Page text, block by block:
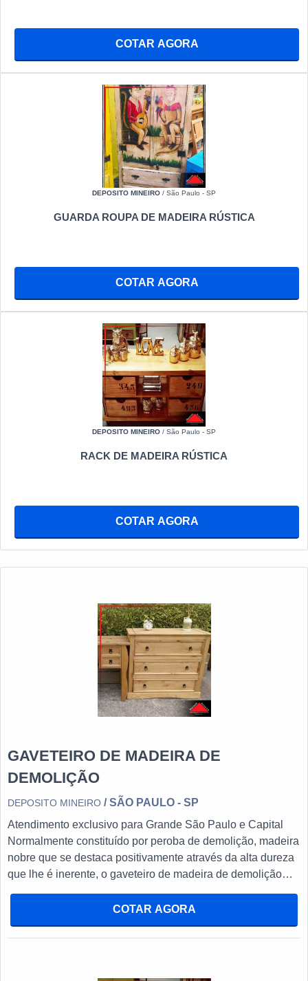
COTAR AGORA
DEPOSITO MINEIRO / São Paulo - SP
GUARDA ROUPA DE MADEIRA RÚSTICA
COTAR AGORA
DEPOSITO MINEIRO / São Paulo - SP
RACK DE MADEIRA RÚSTICA
COTAR AGORA
GAVETEIRO DE MADEIRA DE
DEMOLIÇÃO
DEPOSITO MINEIRO / SÃO PAULO - SP
Atendimento exclusivo para Grande São Paulo e Capital
Normalmente constituído por peroba de demolição, madeira
nobre que se destaca positivamente através da alta dureza
que lhe é inerente, o gaveteiro de madeira de demolição
atuais. Isso porque, ao se apresentarem como
absolutamente versáteis, estes móveis se permitem
armazenar uma série de objetos. Conheça os principais
COTAR AGORA